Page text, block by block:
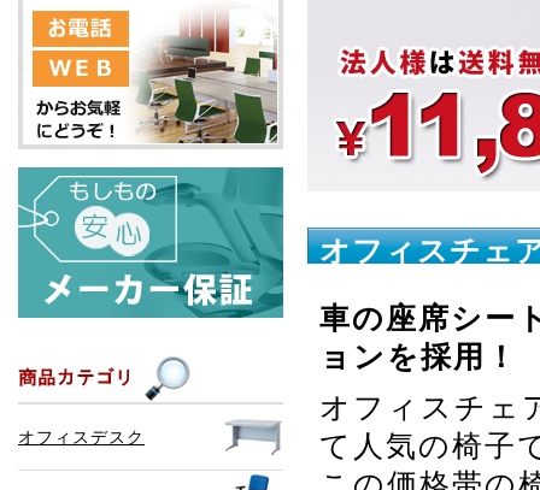
オフィスチェ
車の座席シー
ョンを採用！
オフィスチェ
て人気の椅子
オフィスデスク